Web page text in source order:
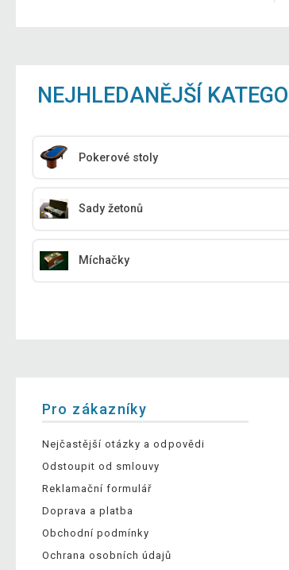
NEJHLEDANĚJŠÍ
Pokerové stoly
Sady žetonů
Míchačky
Pro zákazníky
Nejčastější otázky a odpovědi
Odstoupit od smlouvy
Reklamační formulář
Doprava a platba
Obchodní podmínky
Ochrana osobních údajů